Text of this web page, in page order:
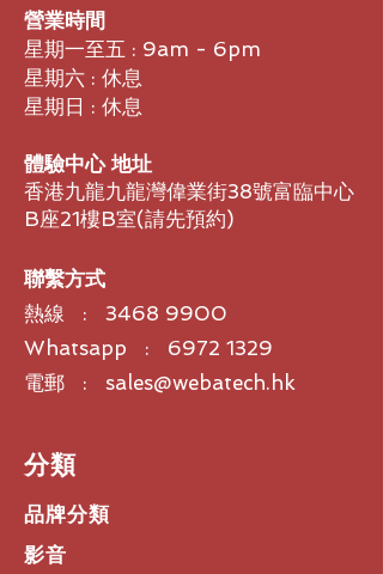
營業時間
星期一至五 : 9am - 6pm
星期六 : 休息
星期日 : 休息
體驗中心 地址
香港九龍九龍灣偉業街38號富臨中心
B座21樓B室​(請先預約)
聯繫方式
熱線 : 3468 9900
Whatsapp : 6972 1329
電郵 : sales@webatech.hk
​分類
品牌分類
影音